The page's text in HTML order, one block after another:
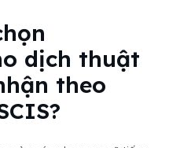
dịch thuật
theo